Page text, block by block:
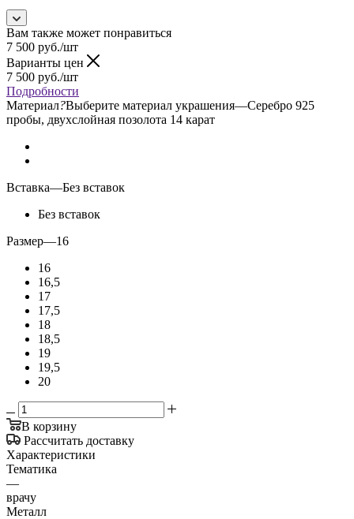
Вам также может понравиться
7 500 руб./шт
Варианты цен
7 500 руб./шт
Подробности
Материал?Выберите материал украшения—Серебро 925
пробы, двухслойная позолота 14 карат
Вставка—Без вставок
Без вставок
Размер—16
16
16,5
17
17,5
18
18,5
19
19,5
20
В корзину
Рассчитать доставку
Характеристики
Тематика
—
врачу
Металл